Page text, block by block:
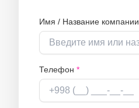
Имя / Название компании
Телефон *